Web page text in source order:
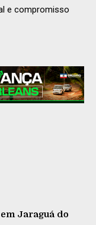
e compromisso
Jaraguá do